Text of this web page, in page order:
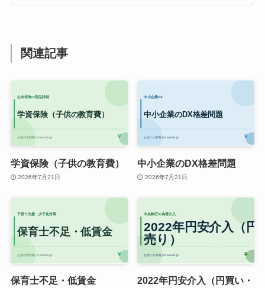
関連記事
学資保険（子供の教育費）
2026年7月21日
中小企業のDX格差問題
2026年7月21日
保育士不足・低賃金
2022年円安介入（円買い・